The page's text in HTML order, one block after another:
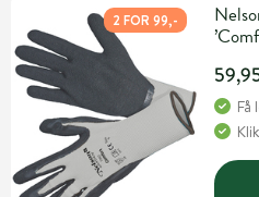
2 FOR 99,-
Få